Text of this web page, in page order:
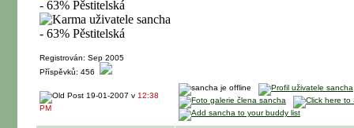
Registrován: Sep 2005
Příspěvků: 456
19-01-2007 v 12:38
PM